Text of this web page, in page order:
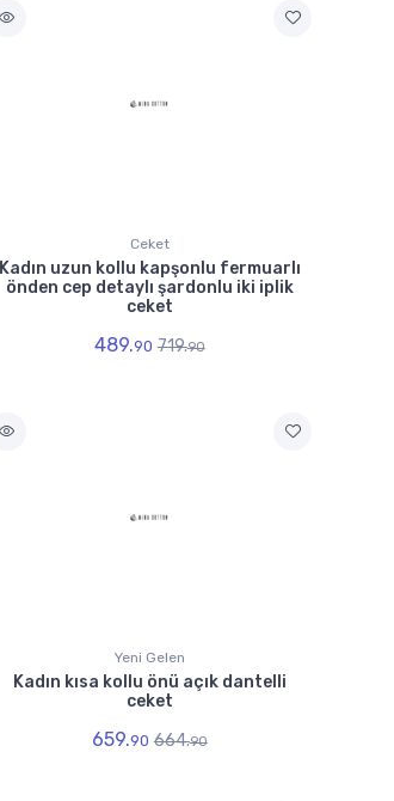
Ceket
Kadın uzun kollu kapşonlu fermuarlı
önden cep detaylı şardonlu iki iplik
ceket
489.90 719.90
Yeni Gelen
Kadın kısa kollu önü açık dantelli
ceket
659.90 664.90